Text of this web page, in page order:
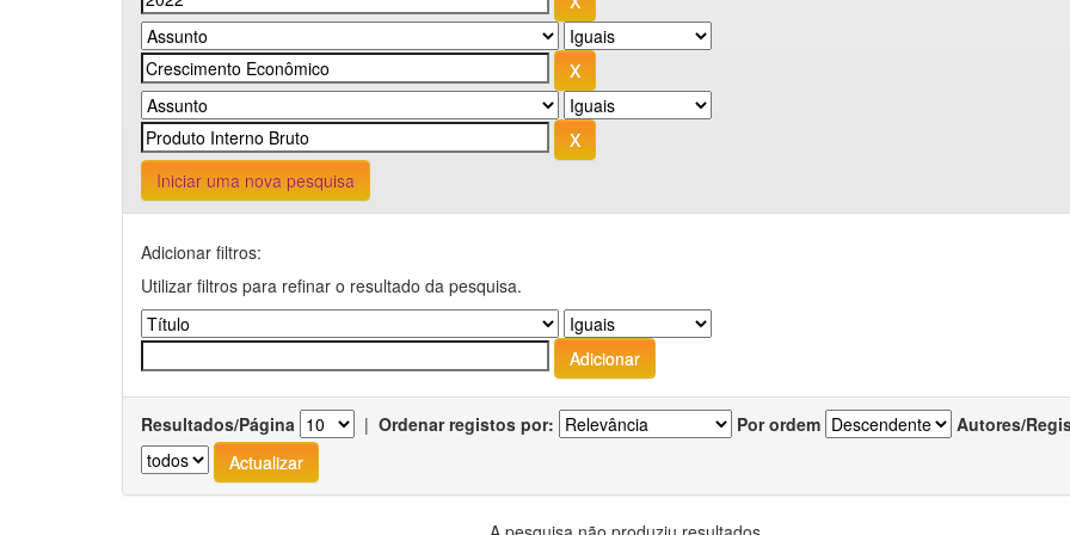
Iniciar uma nova pesquisa
Adicionar filtros:
Utilizar filtros para refinar o resultado da pesquisa.
Resultados/Página | Ordenar registos por: Por ordem Autores/